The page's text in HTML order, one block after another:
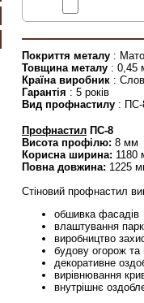
Покриття металу :
Товщина металу : 0,45
Країна виробник :
Гарантія : 5 років
Вид профнастилу : ПС-
Профнастил ПС-8
Висота профілю: 8 мм
Корисна ширина: 1180
Повна довжина: 1225
Стіновий профнастил
обшивка фасадів
влаштування
виробництво
будову огорож та
декоративне
вирівнювання
внутрішнє